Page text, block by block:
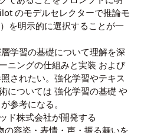
のモデルセレクターで推論モ
を明示的に選択することが一
学習の基礎について理解を深
ニングの仕組みと実装 および
されたい。強化学習やテキス
については強化学習の基礎 や
が参考になる。
ド株式会社が開発する
の容姿・表情・声・振る舞いを